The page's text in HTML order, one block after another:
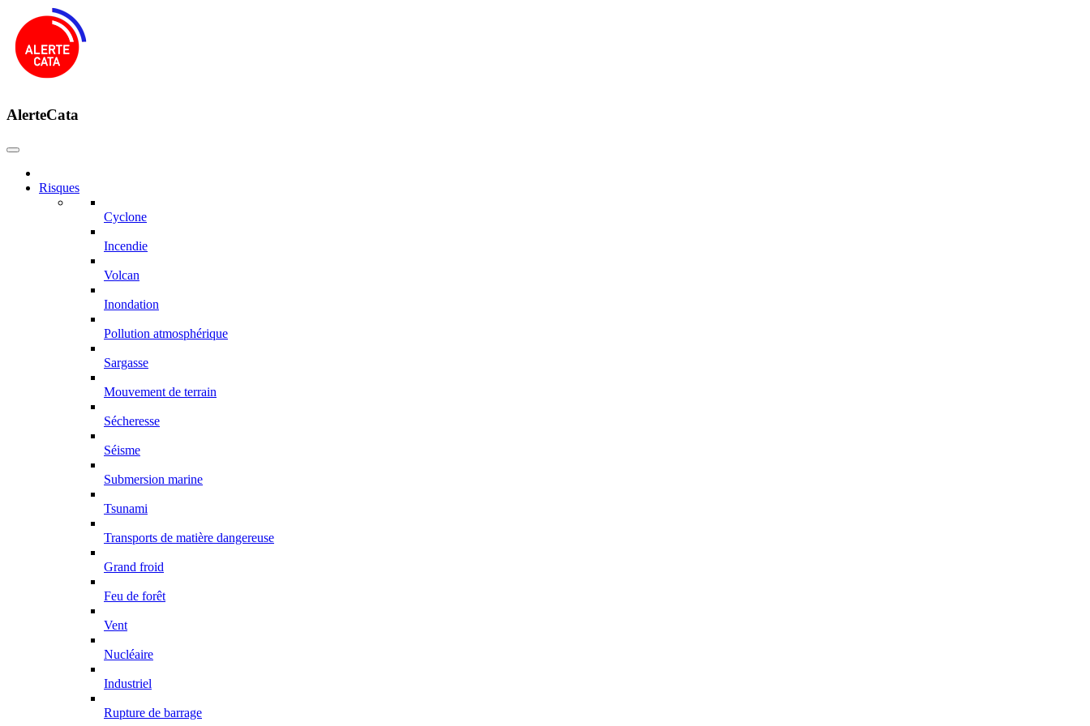
AlerteCata
Risques
Cyclone
Incendie
Volcan
Inondation
Pollution atmosphérique
Sargasse
Mouvement de terrain
Sécheresse
Séisme
Submersion marine
Tsunami
Transports de matière dangereuse
Grand froid
Feu de forêt
Vent
Nucléaire
Industriel
Rupture de barrage